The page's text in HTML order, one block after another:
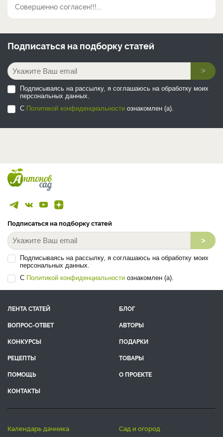
Совершенно согласен!!!...
Подписаться на подборку статей
>
Подписываясь на рассылку, я соглашаюсь на обработку моих
персональных данных.
С Политикой конфиденциальности ознакомлен (а).
Подписаться на подборку статей
>
Подписываясь на рассылку, я соглашаюсь на обработку моих
персональных данных.
С Политикой конфиденциальности ознакомлен (а).
ЛЕНТА СТАТЕЙ
БЛОГ
ВОПРОС-ОТВЕТ
АВТОРЫ
КОНКУРСЫ
ПОДАРКИ
РЕЦЕПТЫ
ТОВАРЫ
ПОМОЩЬ
О ПРОЕКТЕ
КОНТАКТЫ
календарь дачника сад и огород